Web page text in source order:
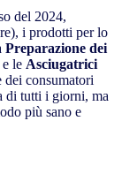
del 2024,
i prodotti per lo
Preparazione dei
le Asciugatrici
dei consumatori
di tutti i giorni, ma
più sano e